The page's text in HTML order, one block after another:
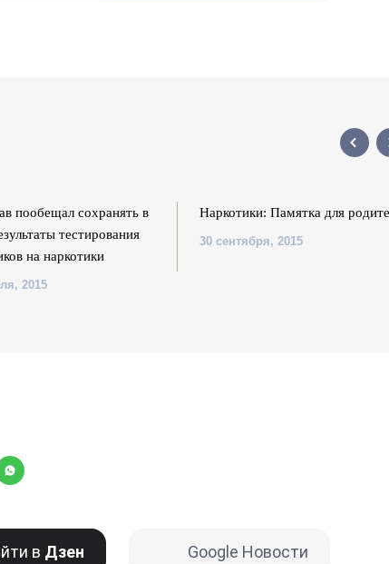
пообещал сохранять в
тестирования
на наркотики
2015
Наркотики: Памятка для
30 сентября, 2015
в Дзен Google Новости